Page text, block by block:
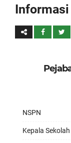
Informasi
NSPN
Kepala Sekolah